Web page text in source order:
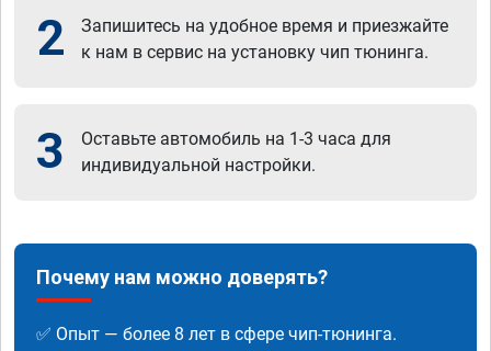
2
Запишитесь на удобное время и приезжайте
к нам в сервис на установку чип тюнинга.
3
Оставьте автомобиль на 1-3 часа для
индивидуальной настройки.
Почему нам можно доверять?
✅ Опыт — более 8 лет в сфере чип-тюнинга.